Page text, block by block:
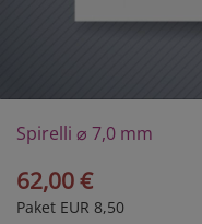
Spirelli ⌀ 7,0 mm
62,00 €
Paket EUR 8,50